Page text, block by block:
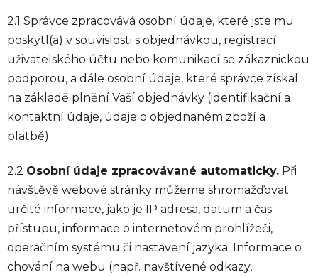
2.1 Správce zpracovává osobní údaje, které jste mu
poskytl(a) v souvislosti s objednávkou, registrací
uživatelského účtu nebo komunikací se zákaznickou
podporou, a dále osobní údaje, které správce získal
na základě plnění Vaší objednávky (identifikační a
kontaktní údaje, údaje o objednaném zboží a
platbě).
2.2 Osobní údaje zpracovávané automaticky. Při
návštěvě webové stránky můžeme shromažďovat
určité informace, jako je IP adresa, datum a čas
přístupu, informace o internetovém prohlížeči,
operačním systému či nastavení jazyka. Informace o
chování na webu (např. navštívené odkazy,